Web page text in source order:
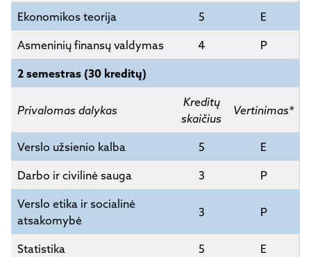
Ekonomikos teorija 5 E
Asmeninių finansų valdymas 4 P
2 semestras (30 kreditų)
Privalomas dalykas
Kreditų
skaičius
Vertinimas*
Verslo užsienio kalba 5 E
Darbo ir civilinė sauga 3 P
Verslo etika ir socialinė
atsakomybė
3 P
Statistika 5 E